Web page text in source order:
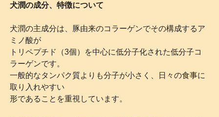
犬潤の成分、特徴について
犬潤の主成分は、豚由来のコラーゲンでその構成するア
ミノ酸が
トリペプチド（3個）を中心に低分子化された低分子コ
ラーゲンです。
一般的なタンパク質よりも分子が小さく、日々の食事に
取り入れやすい
形であることを重視しています。